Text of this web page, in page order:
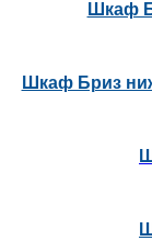
Шкаф
Шкаф Бриз